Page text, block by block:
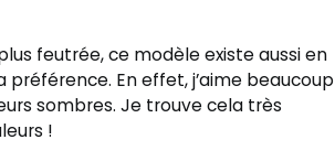
feutrée, ce modèle existe aussi en
préférence. En effet, j’aime beaucoup
sombres. Je trouve cela très
!